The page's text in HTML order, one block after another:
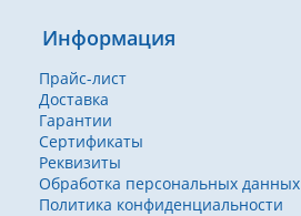
Информация
Прайс-лист
Доставка
Гарантии
Сертификаты
Реквизиты
Обработка персональных данных
Политика конфиденциальности